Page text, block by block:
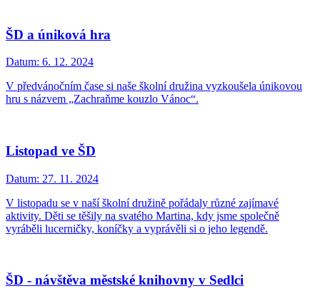
ŠD a úniková hra
Datum: 6. 12. 2024
V předvánočním čase si naše školní družina vyzkoušela únikovou
hru s názvem „Zachraňme kouzlo Vánoc“.
Listopad ve ŠD
Datum: 27. 11. 2024
V listopadu se v naší školní družině pořádaly různé zajímavé
aktivity. Děti se těšily na svatého Martina, kdy jsme společně
vyráběli lucerničky, koníčky a vyprávěli si o jeho legendě.
ŠD - návštěva městské knihovny v Sedlci